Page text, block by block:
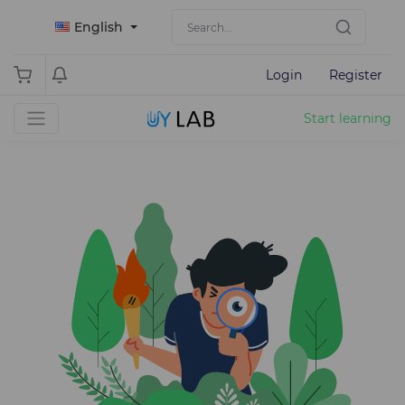
English
Login Register
Start learning